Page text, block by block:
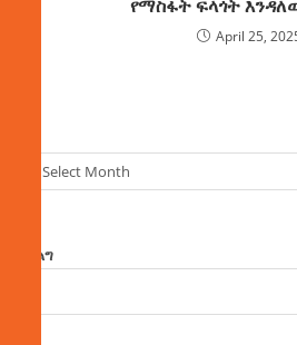
የማስፋት ፍላጎት
April 25,
Select Month
ፈልግ